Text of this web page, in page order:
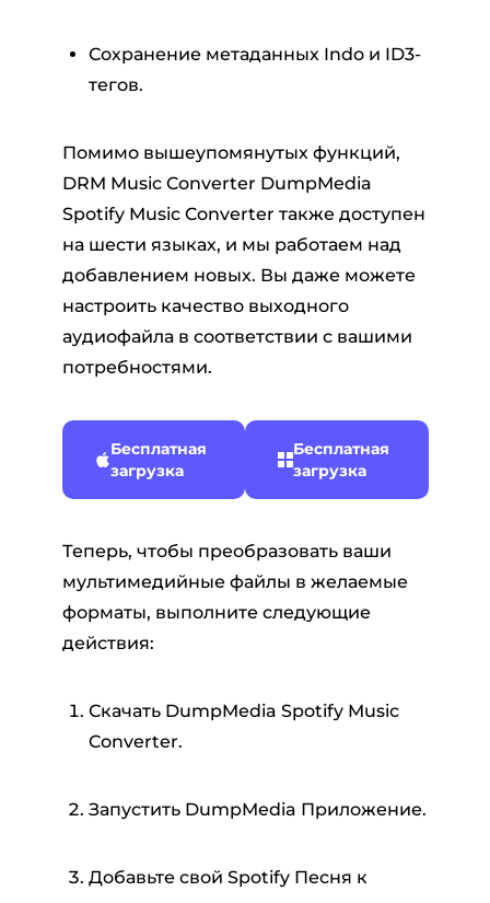
Сохранение метаданных Indo и ID3-
тегов.
Помимо вышеупомянутых функций,
DRM Music Converter DumpMedia
Spotify Music Converter также доступен
на шести языках, и мы работаем над
добавлением новых. Вы даже можете
настроить качество выходного
аудиофайла в соответствии с вашими
потребностями.
Бесплатная
загрузка
Бесплатная
загрузка
Теперь, чтобы преобразовать ваши
мультимедийные файлы в желаемые
форматы, выполните следующие
действия:
Скачать DumpMedia Spotify Music
Converter.
Запустить DumpMedia Приложение.
Добавьте свой Spotify Песня к